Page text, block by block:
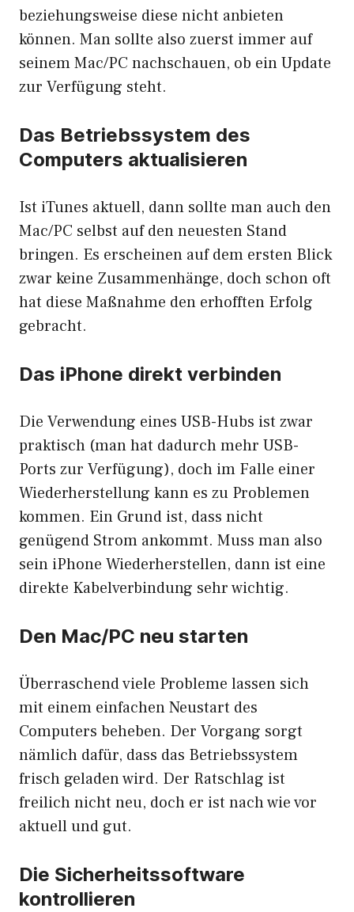
beziehungsweise diese nicht anbieten
können. Man sollte also zuerst immer auf
seinem Mac/PC nachschauen, ob ein Update
zur Verfügung steht.
Das Betriebssystem des
Computers aktualisieren
Ist iTunes aktuell, dann sollte man auch den
Mac/PC selbst auf den neuesten Stand
bringen. Es erscheinen auf dem ersten Blick
zwar keine Zusammenhänge, doch schon oft
hat diese Maßnahme den erhofften Erfolg
gebracht.
Das iPhone direkt verbinden
Die Verwendung eines USB-Hubs ist zwar
praktisch (man hat dadurch mehr USB-
Ports zur Verfügung), doch im Falle einer
Wiederherstellung kann es zu Problemen
kommen. Ein Grund ist, dass nicht
genügend Strom ankommt. Muss man also
sein iPhone Wiederherstellen, dann ist eine
direkte Kabelverbindung sehr wichtig.
Den Mac/PC neu starten
Überraschend viele Probleme lassen sich
mit einem einfachen Neustart des
Computers beheben. Der Vorgang sorgt
nämlich dafür, dass das Betriebssystem
frisch geladen wird. Der Ratschlag ist
freilich nicht neu, doch er ist nach wie vor
aktuell und gut.
Die Sicherheitssoftware
kontrollieren